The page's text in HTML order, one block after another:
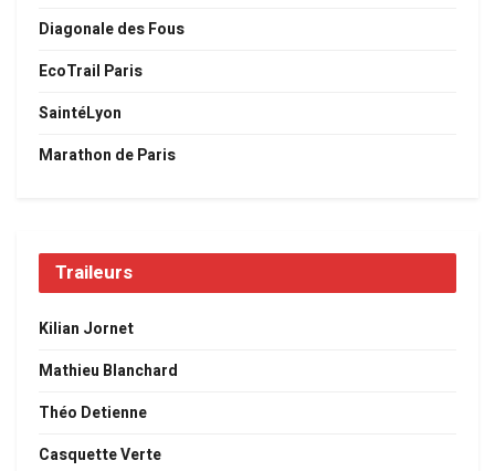
Diagonale des Fous
EcoTrail Paris
SaintéLyon
Marathon de Paris
Traileurs
Kilian Jornet
Mathieu Blanchard
Théo Detienne
Casquette Verte